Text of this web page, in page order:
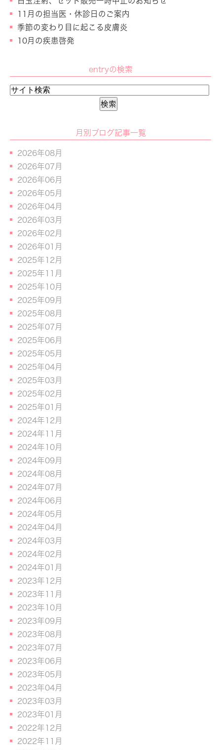
11月の担当医・休診日のご案内
季節の変わり目に起こる皮膚炎
10月の疾患啓発
entryの検索
月別ブログ記事一覧
2026年08月
2026年07月
2026年06月
2026年05月
2026年04月
2026年03月
2026年02月
2026年01月
2025年12月
2025年11月
2025年10月
2025年09月
2025年08月
2025年07月
2025年06月
2025年05月
2025年04月
2025年03月
2025年02月
2025年01月
2024年12月
2024年11月
2024年10月
2024年09月
2024年08月
2024年07月
2024年06月
2024年05月
2024年04月
2024年03月
2024年02月
2024年01月
2023年12月
2023年11月
2023年10月
2023年09月
2023年08月
2023年07月
2023年06月
2023年05月
2023年04月
2023年03月
2023年01月
2022年12月
2022年11月